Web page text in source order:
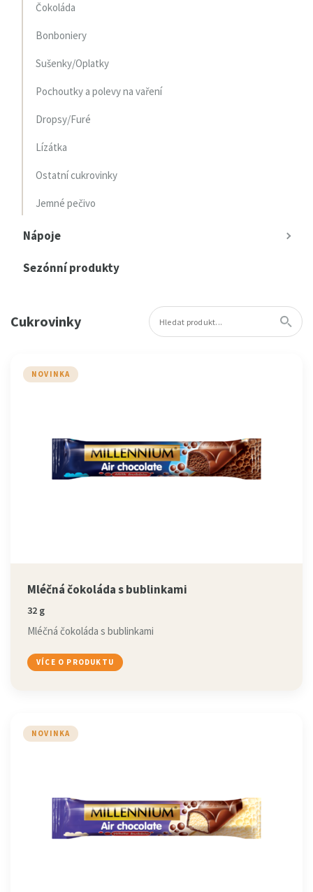
Čokoláda
Bonboniery
Sušenky/Oplatky
Pochoutky a polevy na vaření
Dropsy/Furé
Lízátka
Ostatní cukrovinky
Jemné pečivo
Nápoje
Sezónní produkty
Cukrovinky
NOVINKA
Mléčná čokoláda s bublinkami
32 g
Mléčná čokoláda s bublinkami
VÍCE O PRODUKTU
NOVINKA